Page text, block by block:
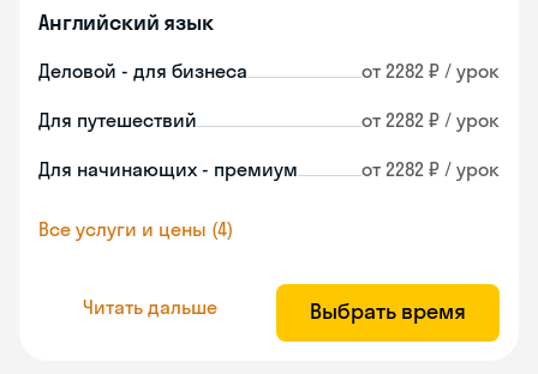
Английский язык
Деловой - для бизнеса от 2282 ₽ / урок
Для путешествий от 2282 ₽ / урок
Для начинающих - премиум от 2282 ₽ / урок
Все услуги и цены (4)
Читать дальше Выбрать время